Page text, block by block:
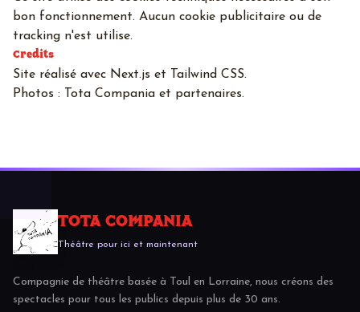
bon fonctionnement. Aucun cookie publicitaire ou de
tracking n'est utilise.
Credits
Site réalisé avec Next.js et Tailwind CSS.
Photos : Tota Compania et partenaires.
TOTA COMPANIA
Théâtre pour ici et maintenant
Compagnie de théâtre basée à Toul en Lorraine, nous créons des
spectacles pour tous les publics depuis plus de 30 ans.